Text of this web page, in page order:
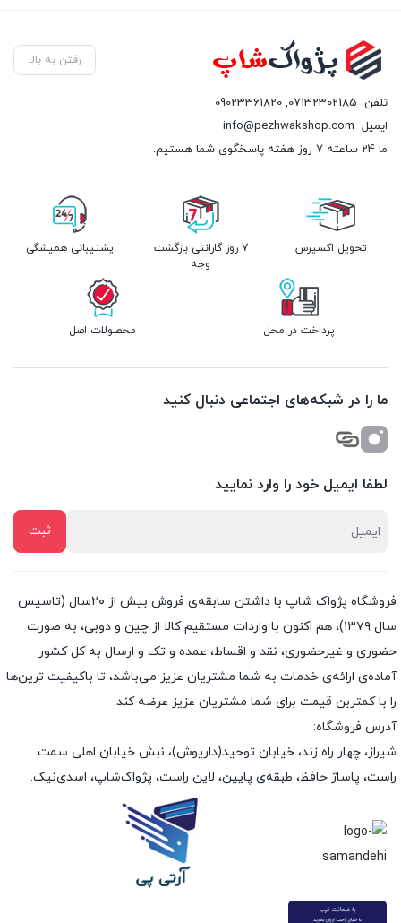
رفتن به بالا
تلفن 07132302185
,
09023361820
ایمیل info@pezhwakshop.com
ما 24 ساعته 7 روز هفته پاسخگوی شما هستیم.
تحویل اکسپرس
7 روز گارانتی بازگشت
وجه
پشتیبانی همیشگی
پرداخت در محل محصولات اصل
ما را در شبکه‌های اجتماعی دنبال کنید
لطفا ایمیل خود را وارد نمایید
فروشگاه پژواک شاپ با داشتن سابقه‌ی فروش بیش از ۲۰سال (تاسیس
سال ۱۳۷۹)، هم اکنون با واردات مستقیم کالا از چین و دوبی، به صورت
حضوری و غیرحضوری، نقد و اقساط، عمده و تک و ارسال به کل کشور
آماده‌ی ارائه‌ی خدمات به شما مشتریان عزیز می‌باشد، تا باکیفیت ترین‌ها
را با کمتربن قیمت برای شما مشتریان عزیز عرضه کند.
آدرس فروشگاه:
شیراز، چهار راه زند، خیابان توحید(داریوش)، نبش خیابان اهلی سمت
راست، پاساژ حافظ، طبقه‌ی پایین، لاین راست، پژواک‌شاپ، اسدی‌نیک.